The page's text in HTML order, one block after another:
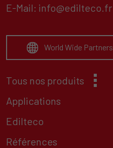
E-Mail: info@edilteco.fr
World Wide Partners
Tous nos produits
Applications
Edilteco
Références